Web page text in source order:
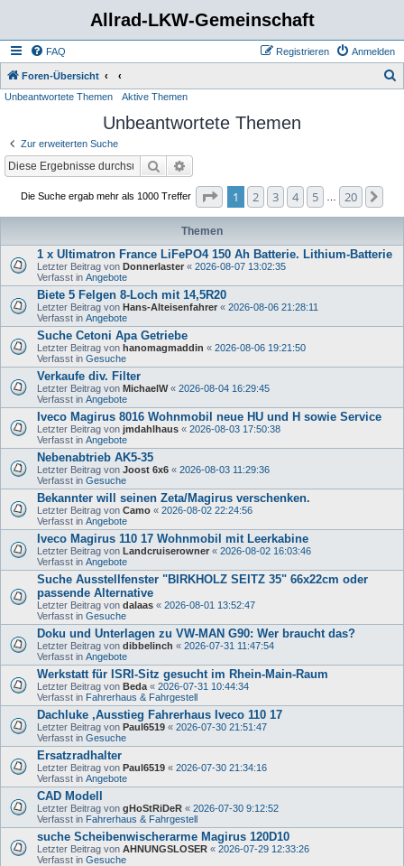
Allrad-LKW-Gemeinschaft
FAQ Anmelden
Registrieren
Foren-Übersicht
Unbeantwortete Themen Aktive Themen
Unbeantwortete Themen
Zur erweiterten Suche
Suche
Die Suche ergab mehr als 1000 Treffer Seite von
1 2 3 4 5 20
Themen
1 x Ultimatron France LiFePO4 150 Ah Batterie. Lithium-Batterie
Letzter Beitrag von Donnerlaster « 2026-08-07 13:02:35
Verfasst in Angebote
Biete 5 Felgen 8-Loch mit 14,5R20
Letzter Beitrag von Hans-Alteisenfahrer « 2026-08-06 21:28:11
Verfasst in Angebote
Suche Cetoni Apa Getriebe
Letzter Beitrag von hanomagmaddin « 2026-08-06 19:21:50
Verfasst in Gesuche
Verkaufe div. Filter
Letzter Beitrag von MichaelW« 2026-08-04 16:29:45
Verfasst in Angebote
Iveco Magirus 8016 Wohnmobil neue HU und H sowie Service
Letzter Beitrag von jmdahlhaus « 2026-08-03 17:50:38
Verfasst in Angebote
Nebenabtrieb AK5-35
Letzter Beitrag von Joost 6x6 « 2026-08-03 11:29:36
Verfasst in Gesuche
Bekannter will seinen Zeta/Magirus verschenken.
Letzter Beitrag von Camo « 2026-08-02 22:24:56
Verfasst in Angebote
Iveco Magirus 110 17 Wohnmobil mit Leerkabine
Letzter Beitrag von Landcruiserowner « 2026-08-02 16:03:46
Verfasst in Angebote
Suche Ausstellfenster "BIRKHOLZ SEITZ 35" 66x22cm oder
passende Alternative
Letzter Beitrag von dalaas « 2026-08-01 13:52:47
Verfasst in Gesuche
Doku und Unterlagen zu VW-MAN G90: Wer braucht das?
Letzter Beitrag von dibbelinch « 2026-07-31 11:47:54
Verfasst in Angebote
Werkstatt für ISRI-Sitz gesucht im Rhein-Main-Raum
Letzter Beitrag von Beda « 2026-07-31 10:44:34
Verfasst in Fahrerhaus & Fahrgestell
Dachluke ,Ausstieg Fahrerhaus Iveco 110 17
Letzter Beitrag von Paul6519 « 2026-07-30 21:51:47
Verfasst in Gesuche
Ersatzradhalter
Letzter Beitrag von Paul6519 « 2026-07-30 21:34:16
Verfasst in Angebote
CAD Modell
Letzter Beitrag von gHoStRiDeR « 2026-07-30 9:12:52
Verfasst in Fahrerhaus & Fahrgestell
suche Scheibenwischerarme Magirus 120D10
Letzter Beitrag von AHNUNGSLOSER « 2026-07-29 12:33:26
Verfasst in Gesuche